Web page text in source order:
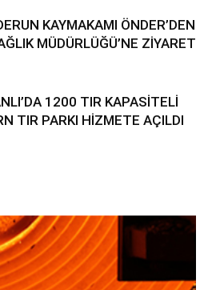
KAYMAKAMI ÖNDER’DEN
MÜDÜRLÜĞÜ’NE ZİYARET
1200 TIR KAPASİTELİ
TIR PARKI HİZMETE AÇILDI